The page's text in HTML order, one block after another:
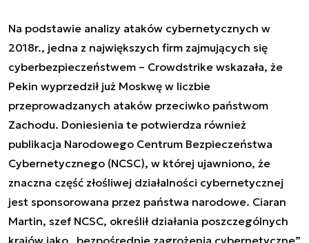
Na podstawie analizy ataków cybernetycznych w
2018r., jedna z największych firm zajmujących się
cyberbezpieczeństwem – Crowdstrike wskazała, że
Pekin wyprzedził już Moskwę w liczbie
przeprowadzanych ataków przeciwko państwom
Zachodu. Doniesienia te potwierdza również
publikacja Narodowego Centrum Bezpieczeństwa
Cybernetycznego (NCSC), w której ujawniono, że
znaczna część złośliwej działalności cybernetycznej
jest sponsorowana przez państwa narodowe. Ciaran
Martin, szef NCSC, określił działania poszczególnych
krajów jako „bezpośrednie zagrożenia cybernetyczne”